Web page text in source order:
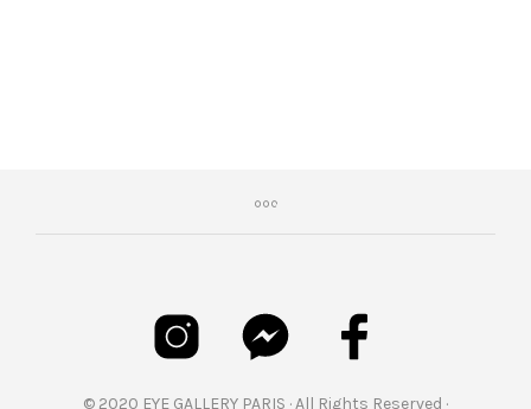
© 2020 EYE GALLERY PARIS · All Rights Reserved ·